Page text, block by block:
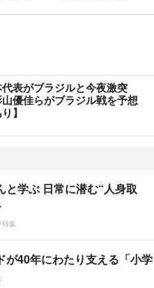
表がブラジルと今夜激突
優佳らがブラジル戦を予想
】
と学ぶ 日常に潜む“人身取
特集
が40年にわたり支える「小学